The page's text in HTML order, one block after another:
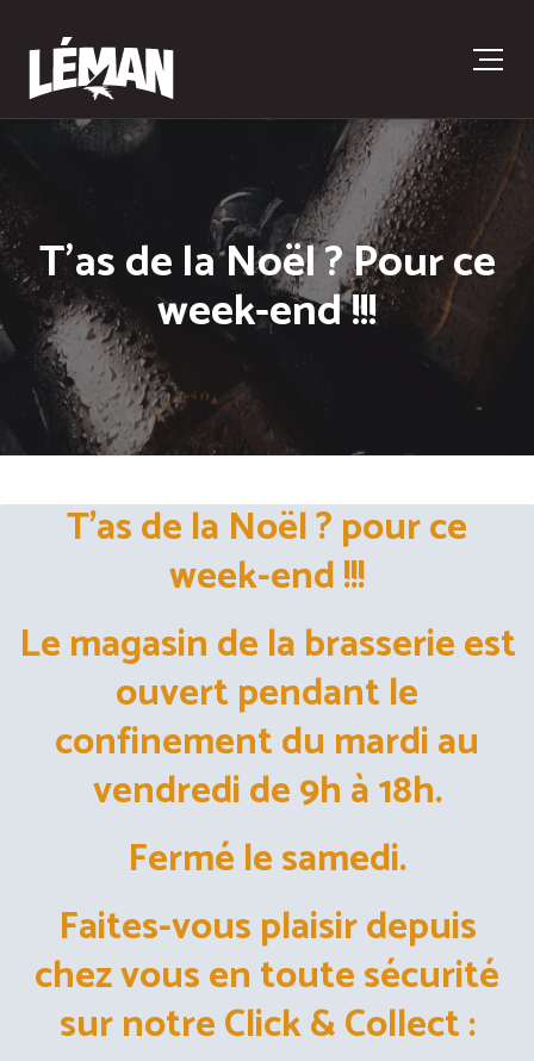
T’as de la Noël ? Pour ce
week-end !!!
T’as de la Noël ? pour ce
week-end !!!
Le magasin de la brasserie est
ouvert pendant le
confinement du mardi au
vendredi de 9h à 18h.
Fermé le samedi.
Faites-vous plaisir depuis
chez vous en toute sécurité
sur notre Click & Collect :